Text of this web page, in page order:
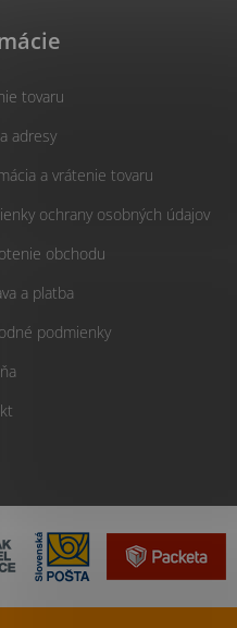
tovaru
adresy
a vrátenie tovaru
ochrany osobných údajov
obchodu
a platba
podmienky